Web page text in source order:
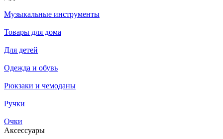
Музыкальные инструменты
Товары для дома
Для детей
Одежда и обувь
Рюкзаки и чемоданы
Ручки
Очки
Аксессуары